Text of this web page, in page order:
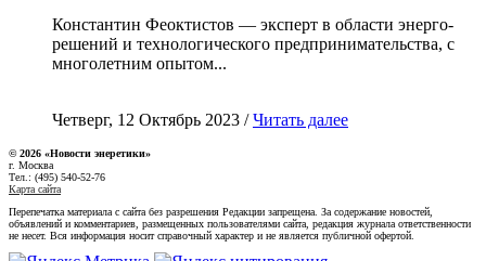
Константин Феоктистов — эксперт в области энерго-
решений и технологического предпринимательства, с
многолетним опытом...
Четверг, 12 Октябрь 2023 /Читать далее
© 2026 «Новости энеретики»
г. Москва
Тел.: (495) 540-52-76
Карта сайта
Перепечатка материала с сайта без разрешения Редакции запрещена. За содержание новостей,
объявлений и комментариев, размещенных пользователями сайта, редакция журнала ответственности
не несет. Вся информация носит справочный характер и не является публичной офертой.